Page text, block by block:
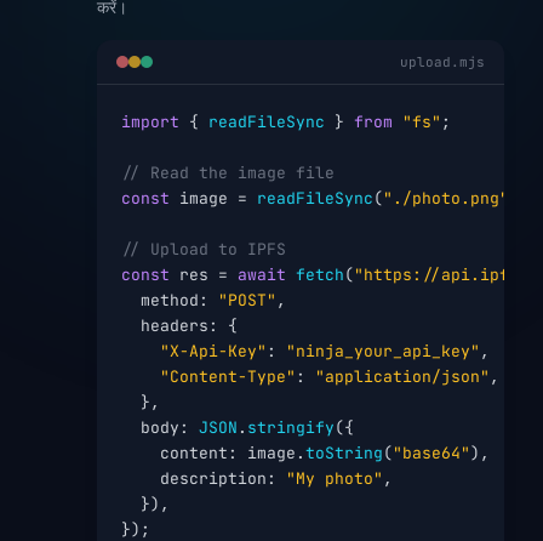
करें।
upload.mjs
import { readFileSync } from "fs" ;
// Read the image file
const image = readFileSync("./photo.png"
// Upload to IPFS
const res = await fetch("https://
  method:
"POST" ,
  headers: {
"X-Api-Key" : "ninja_your_api_key" ,
"Content-Type" : "application/json" ,
  },
  body:
JSON . stringify({
    content: image.
toString("base64"),
    description:
"My photo" ,
  }),
});